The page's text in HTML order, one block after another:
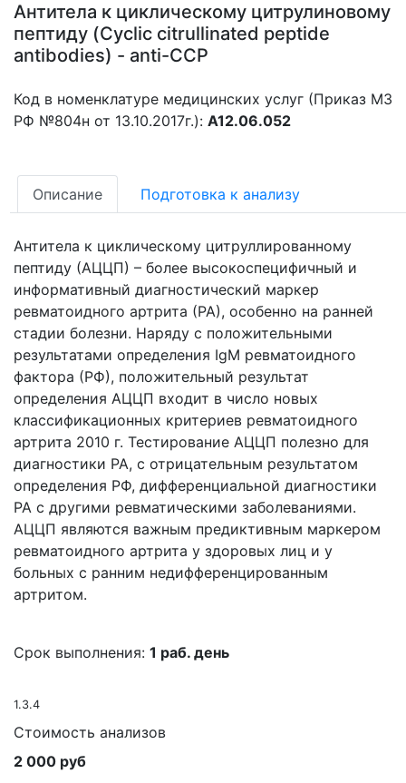
Антитела к циклическому цитрулиновому
пептиду (Cyclic citrullinated peptide
antibodies) - anti-CCP
Код в номенклатуре медицинских услуг (Приказ МЗ
РФ №804н от 13.10.2017г.): A12.06.052
Описание Подготовка к анализу
Антитела к циклическому цитруллированному
пептиду (АЦЦП) – более высокоспецифичный и
информативный диагностический маркер
ревматоидного артрита (РА), особенно на ранней
стадии болезни. Наряду с положительными
результатами определения IgМ ревматоидного
фактора (РФ), положительный результат
определения АЦЦП входит в число новых
классификационных критериев ревматоидного
артрита 2010 г. Тестирование АЦЦП полезно для
диагностики РА, с отрицательным результатом
определения РФ, дифференциальной диагностики
РА с другими ревматическими заболеваниями.
АЦЦП являются важным предиктивным маркером
ревматоидного артрита у здоровых лиц и у
больных с ранним недифференцированным
артритом.
Срок выполнения: 1 раб. день
1.3.4
Стоимость анализов
2 000 руб